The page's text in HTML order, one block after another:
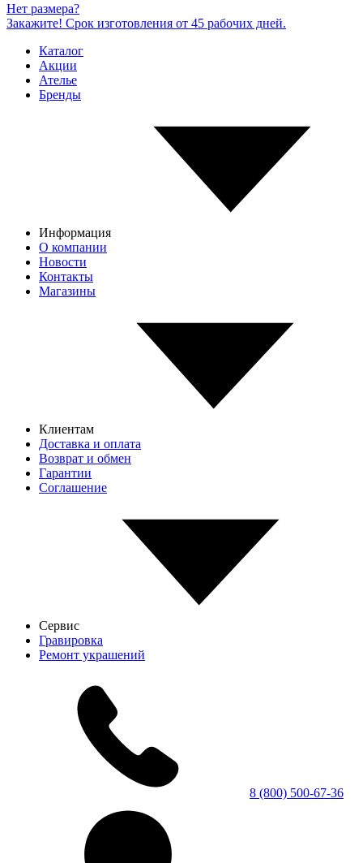
Нет размера?
Закажите! Срок изготовления от 45 рабочих дней.
Каталог
Акции
Ателье
Бренды
Информация
О компании
Новости
Контакты
Магазины
Клиентам
Доставка и оплата
Возврат и обмен
Гарантии
Соглашение
Сервис
Гравировка
Ремонт украшений
8 (800) 500-67-36